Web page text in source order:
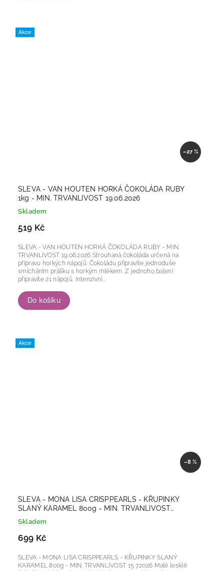
Akce
–27 %
SLEVA - VAN HOUTEN HORKÁ ČOKOLÁDA RUBY
1kg - MIN. TRVANLIVOST 19.06.2026
Skladem
519 Kč
Do košíku
SLEVA - VAN HOUTEN HORKÁ ČOKOLÁDA RUBY - MIN.
TRVANLIVOST 19.06.2026 Strouhaná čokoláda určená na
přípravu horkých nápojů. Čokoládu připravíte jednoduše
smícháním prášku s horkým mlékem. Z jednoho balení
připravíte 21 nápojů. Intenzivní...
Akce
–8 %
SLEVA - MONA LISA CRISPPEARLS - KŘUPINKY
SLANÝ KARAMEL 800g - MIN. TRVANLIVOST
15.7.2026
Skladem
699 Kč
SLEVA - MONA LISA CRISPPEARLS - KŘUPINKY SLANÝ
KARAMEL 800g - MIN. TRVANLIVOST 15.7.2026 Malé lesklé